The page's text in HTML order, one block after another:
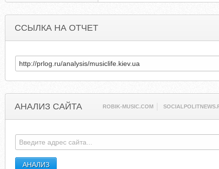
ССЫЛКА НА ОТЧЕТ
АНАЛИЗ САЙТА ROBIK-MUSIC.COM